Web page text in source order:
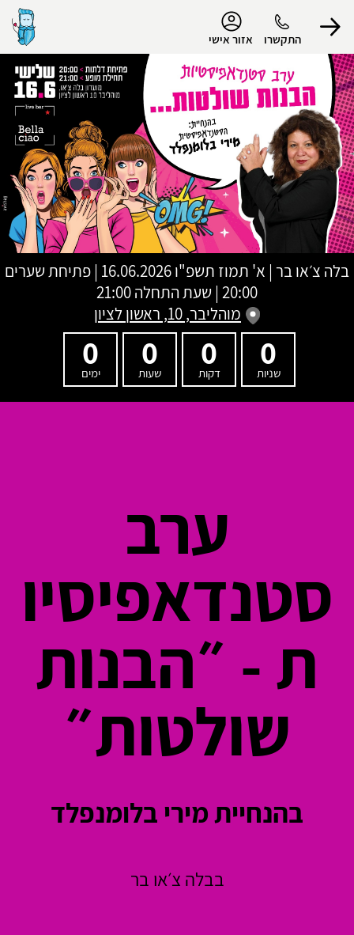
התקשרו אזור אישי
הפרופיל שלי
התנתק
בלה צ׳או בר | א' תמוז תשפ"ו
16.06.2026 | פתיחת שערים
20:00 | שעת התחלה 21:00
מוהליבר, 10, ראשון לציון
0
שניות
0
דקות
0
שעות
0
ימים
ערב
סטנדאפיסיו
ת - ״הבנות
שולטות״
בהנחיית מירי בלומנפלד
בבלה צ׳או בר